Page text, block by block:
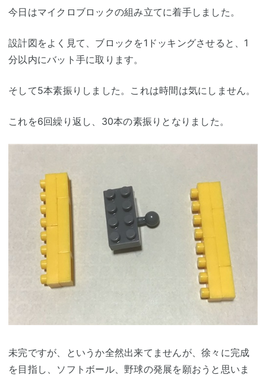
今日はマイクロブロックの組み立てに着手しました。
設計図をよく見て、ブロックを1ドッキングさせると、1
分以内にバット手に取ります。
そして5本素振りしました。これは時間は気にしません。
これを6回繰り返し、30本の素振りとなりました。
未完ですが、というか全然出来てませんが、徐々に完成
を目指し、ソフトボール、野球の発展を願おうと思いま